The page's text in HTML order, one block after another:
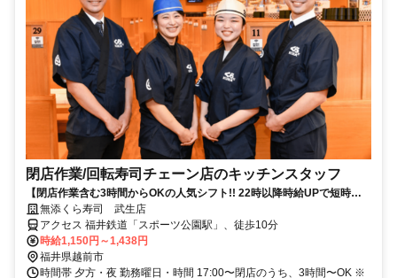
閉店作業​/回転寿司チェーン店のキッチンスタッフ
【閉店作業含む3時間からOKの人気シフト!! 22時以降時給UPで短時間
で稼げる】
無添くら寿司 武生店
アクセス 福井鉄道「スポーツ公園駅」、徒歩10分
時給1,150円～1,438円
福井県越前市
時間帯 夕方・夜 勤務曜日・時間 17:00〜閉店のうち、3時間〜OK ※